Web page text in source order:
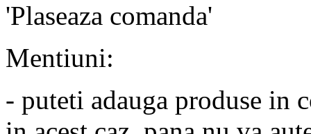
'Plaseaza comanda'
Mentiuni:
- puteti adauga produse in